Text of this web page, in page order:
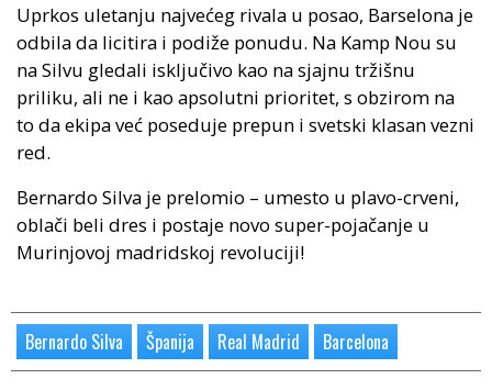
Uprkos uletanju najvećeg rivala u posao, Barselona je
odbila da licitira i podiže ponudu. Na Kamp Nou su
na Silvu gledali isključivo kao na sjajnu tržišnu
priliku, ali ne i kao apsolutni prioritet, s obzirom na
to da ekipa već poseduje prepun i svetski klasan vezni
red.
Bernardo Silva je prelomio – umesto u plavo-crveni,
oblači beli dres i postaje novo super-pojačanje u
Murinjovoj madridskoj revoluciji!
Bernardo Silva Španija Real Madrid Barcelona